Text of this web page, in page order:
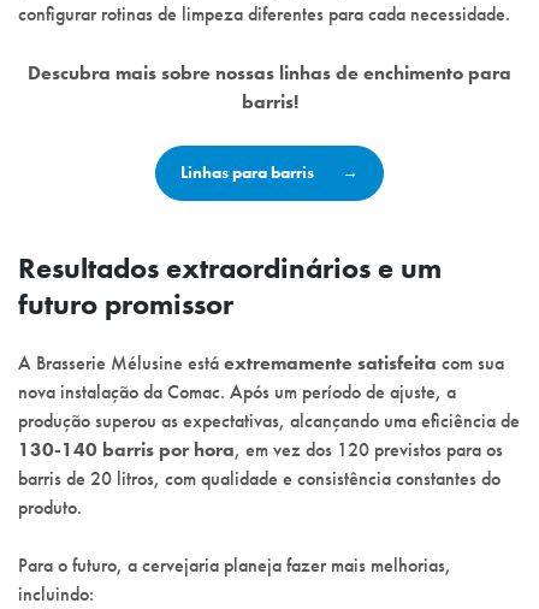
configurar rotinas de limpeza diferentes para cada necessidade.
Descubra mais sobre nossas linhas de enchimento para
barris!
Linhas para barris
Resultados extraordinários e um
futuro promissor
A Brasserie Mélusine estáextremamente satisfeita com sua
nova instalação da Comac. Após um período de ajuste, a
produção superou as expectativas, alcançando uma eficiência de
130-140 barris por hora, em vez dos 120 previstos para os
barris de 20 litros, com qualidade e consistência constantes do
produto.
Para o futuro, a cervejaria planeja fazer mais melhorias,
incluindo: